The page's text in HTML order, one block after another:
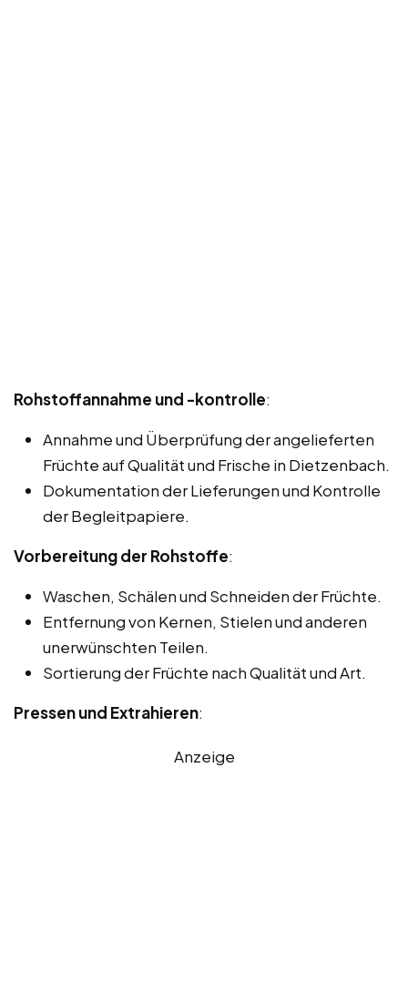
Rohstoffannahme und -kontrolle:
Annahme und Überprüfung der angelieferten
Früchte auf Qualität und Frische in Dietzenbach.
Dokumentation der Lieferungen und Kontrolle
der Begleitpapiere.
Vorbereitung der Rohstoffe:
Waschen, Schälen und Schneiden der Früchte.
Entfernung von Kernen, Stielen und anderen
unerwünschten Teilen.
Sortierung der Früchte nach Qualität und Art.
Pressen und Extrahieren:
Anzeige